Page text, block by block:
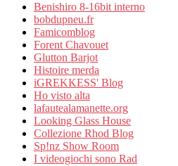
Benishiro 8-16bit interno
bobdupneu.fr
Famicomblog
Forent Chavouet
Glutton Barjot
Histoire merda
iGREKKESS' Blog
Ho visto alta
lafautealamanette.org
Looking Glass House
Collezione Rhod Blog
Sp!nz Show Room
I videogiochi sono Rad